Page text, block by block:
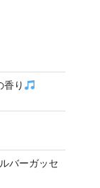
香り
バーガッセ